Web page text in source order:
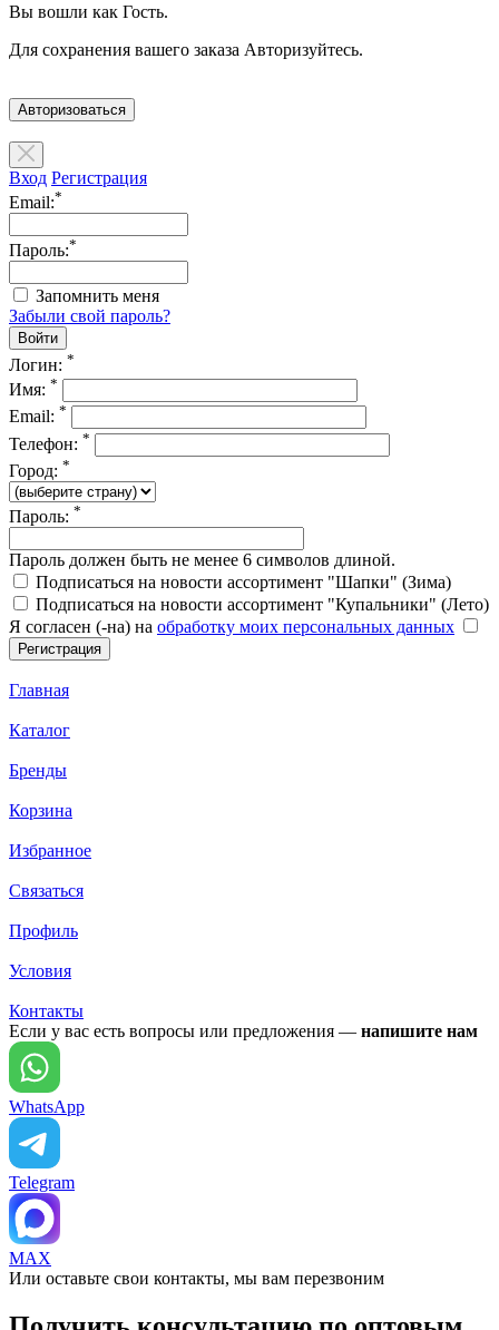
Вы вошли как Гость.
Для сохранения вашего заказа Авторизуйтесь.
Авторизоваться
Вход Регистрация
Email:*
Пароль:*
Запомнить меня
Забыли свой пароль?
Логин: *
Имя: *
Email: *
Телефон: *
Город: *
Пароль: *
Пароль должен быть не менее 6 символов длиной.
Подписаться на новости ассортимент "Шапки" (Зима)
Подписаться на новости ассортимент "Купальники" (Лето)
Я согласен (-на) на обработку моих персональных данных
Главная
Каталог
Бренды
Корзина
Избранное
Связаться
Профиль
Условия
Контакты
Если у вас есть вопросы или предложения — напишите нам
WhatsApp
Telegram
MAX
Или оставьте свои контакты, мы вам перезвоним